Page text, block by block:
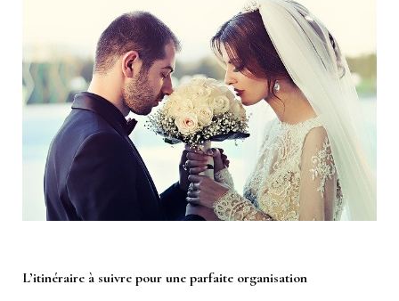
L’itinéraire à suivre pour une parfaite organisation